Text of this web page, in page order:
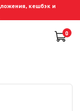
кешбэк и
0